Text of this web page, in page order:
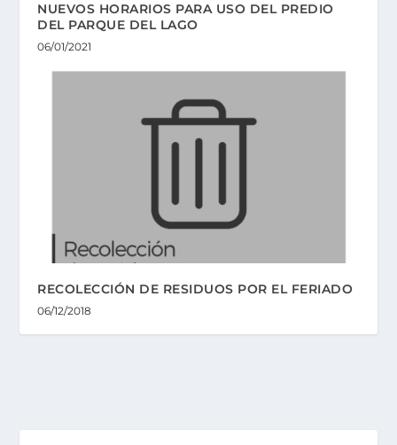
NUEVOS HORARIOS PARA USO DEL PREDIO
DEL PARQUE DEL LAGO
06/01/2021
RECOLECCIÓN DE RESIDUOS POR EL FERIADO
06/12/2018